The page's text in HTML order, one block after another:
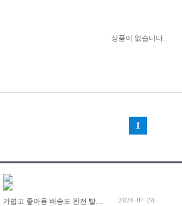
가볍고 좋아용 배송도 완전 빨리 해주셔서 잘 쓰고 있습니당 2026-07-28